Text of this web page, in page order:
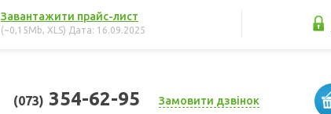
Завантажити прайс-лист
(~0,15Mb, XLS) Дата: 16.09.2025
(073) 354-62-95 Замовити дзвінок